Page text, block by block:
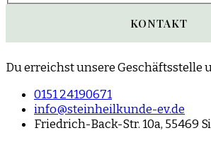
KONTAKT
Du erreichst unsere Geschäftsstelle
0151 24190671
info@steinheilkunde-ev.de
Friedrich-Back-Str. 10a, 55469